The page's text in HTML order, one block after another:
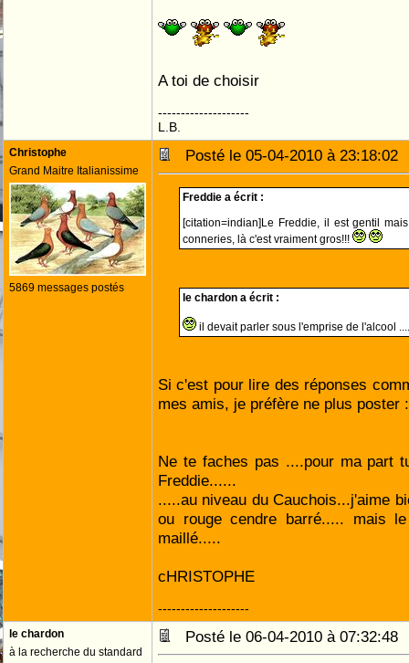
A toi de choisir
--------------------
L.B.
Christophe
Grand Maitre Italianissime
5869 messages postés
Posté le 05-04-2010 à
Freddie a écrit :
[citation=indian]Le Freddie, il est gentil
conneries, là c'est vraiment gros!!!
le chardon a écrit :
il devait parler sous l'emprise de l'alcool
Si c'est pour lire des réponses
mes amis, je préfère ne plus poster
Ne te faches pas ....pour ma part
Freddie......
.....au niveau du Cauchois...j'aime
ou rouge cendre barré..... mais
maillé.....
cHRISTOPHE
--------------------
le chardon
à la recherche du standard
Posté le 06-04-2010 à